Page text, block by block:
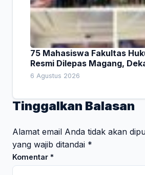
75 Mahasiswa Fakultas
Resmi Dilepas Magang,
Empat Pesan Penting
6 Agustus 2026
Tinggalkan Balasan
Alamat email Anda tidak akan
yang wajib ditandai *
Komentar *